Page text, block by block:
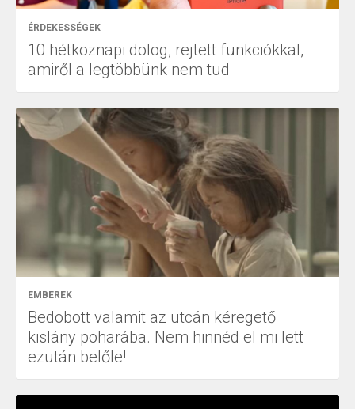
ÉRDEKESSÉGEK
10 hétköznapi dolog, rejtett funkciókkal,
amiről a legtöbbünk nem tud
EMBEREK
Bedobott valamit az utcán kéregető
kislány poharába. Nem hinnéd el mi lett
ezután belőle!